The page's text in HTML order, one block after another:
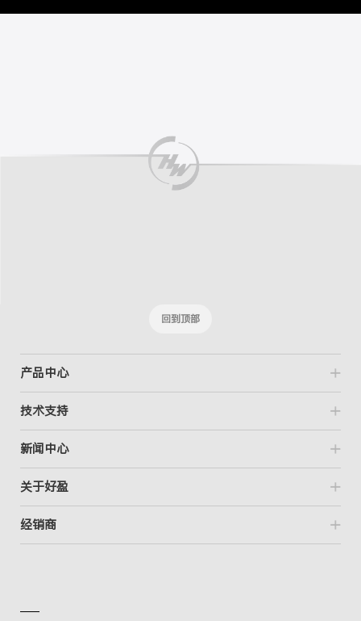
回到顶部
产品中心
技术支持
新闻中心
关于好盈
经销商